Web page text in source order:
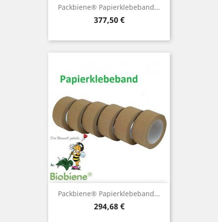
Packbiene® Papierklebeband...
Preis
377,50 €
Packbiene® Papierklebeband...
Preis
294,68 €